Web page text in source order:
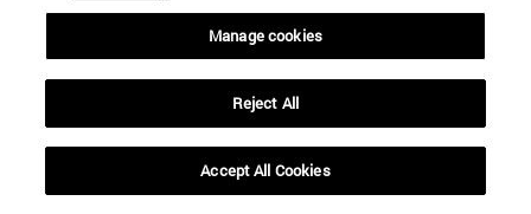
Manage cookies
Reject All
Accept All Cookies